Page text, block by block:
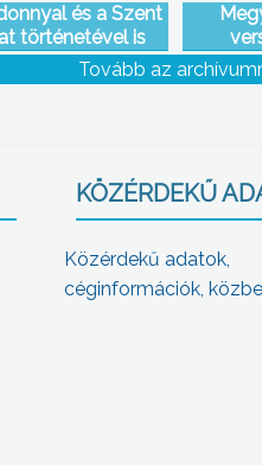
és a Szent
történetével is
ellátogattak a
című
Tovább az
KÖZÉRDEKŰ
Közérdekű adatok,
céginformációk,